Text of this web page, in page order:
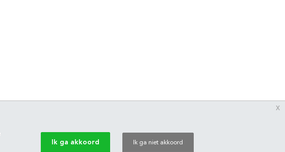
Ik ga akkoord Ik ga niet akkoord
x